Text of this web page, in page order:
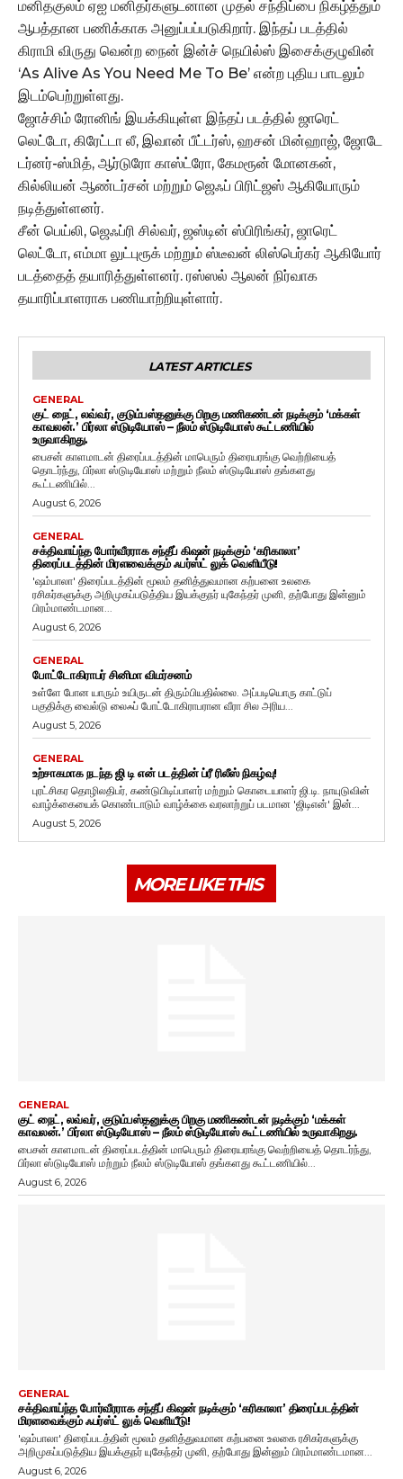
மனிதகுலம் ஏஐ மனிதர்களுடனான முதல் சந்திப்பை நிகழ்த்தும்
ஆபத்தான பணிக்காக அனுப்பப்படுகிறார். இந்தப் படத்தில்
கிராமி விருது வென்ற நைன் இன்ச் நெயில்ஸ் இசைக்குழுவின்
‘As Alive As You Need Me To Be’ என்ற புதிய பாடலும்
இடம்பெற்றுள்ளது.
ஜோச்சிம் ரோனிங் இயக்கியுள்ள இந்தப் படத்தில் ஜாரெட்
லெட்டோ, கிரேட்டா லீ, இவான் பீட்டர்ஸ், ஹசன் மின்ஹாஜ், ஜோடே
டர்னர்-ஸ்மித், ஆர்டுரோ காஸ்ட்ரோ, கேமரூன் மோனகன்,
கில்லியன் ஆண்டர்சன் மற்றும் ஜெஃப் பிரிட்ஜஸ் ஆகியோரும்
நடித்துள்ளனர்.
சீன் பெய்லி, ஜெஃப்ரி சில்வர், ஜஸ்டின் ஸ்பிரிங்கர், ஜாரெட்
லெட்டோ, எம்மா லுட்புரூக் மற்றும் ஸ்டீவன் லிஸ்பெர்கர் ஆகியோர்
படத்தைத் தயாரித்துள்ளனர். ரஸ்ஸல் ஆலன் நிர்வாக
தயாரிப்பாளராக பணியாற்றியுள்ளார்.
LATEST ARTICLES
GENERAL
குட் நைட், லவ்வர், குடும்பஸ்தனுக்கு பிறகு மணிகண்டன் நடிக்கும் ‘மக்கள்
காவலன்.’ பிர்லா ஸ்டுடியோஸ் – நீலம் ஸ்டுடியோஸ் கூட்டணியில்
உருவாகிறது.
பைசன் காளமாடன் திரைப்படத்தின் மாபெரும் திரையரங்கு வெற்றியைத்
தொடர்ந்து, பிர்லா ஸ்டுடியோஸ் மற்றும் நீலம் ஸ்டுடியோஸ் தங்களது
கூட்டணியில்...
August 6, 2026
GENERAL
சக்திவாய்ந்த போர்வீரராக சந்தீப் கிஷன் நடிக்கும் ‘கரிகாலா’
திரைப்படத்தின் மிரளவைக்கும் ஃபர்ஸ்ட் லுக் வெளியீடு!
'ஷம்பாலா' திரைப்படத்தின் மூலம் தனித்துவமான கற்பனை உலகை
ரசிகர்களுக்கு அறிமுகப்படுத்திய இயக்குநர் யுகேந்தர் முனி, தற்போது இன்னும்
பிரம்மாண்டமான...
August 6, 2026
GENERAL
போட்டோகிராபர் சினிமா விமர்சனம்
உள்ளே போன யாரும் உயிருடன் திரும்பியதில்லை. அப்படியொரு காட்டுப்
பகுதிக்கு வைல்டு லைஃப் போட்டோகிராபரான வீரா சில அரிய...
August 5, 2026
GENERAL
உற்சாகமாக நடந்த ஜி டி என் படத்தின் ப்ரீ ரிலீஸ் நிகழ்வு!
புரட்சிகர தொழிலதிபர், கண்டுபிடிப்பாளர் மற்றும் கொடையாளர் ஜி.டி. நாயுடுவின்
வாழ்க்கையைக் கொண்டாடும் வாழ்க்கை வரலாற்றுப் படமான 'ஜிடிஎன்' இன்...
August 5, 2026
MORE LIKE THIS
GENERAL
குட் நைட், லவ்வர், குடும்பஸ்தனுக்கு பிறகு மணிகண்டன் நடிக்கும் ‘மக்கள்
காவலன்.’ பிர்லா ஸ்டுடியோஸ் – நீலம் ஸ்டுடியோஸ் கூட்டணியில் உருவாகிறது.
பைசன் காளமாடன் திரைப்படத்தின் மாபெரும் திரையரங்கு வெற்றியைத் தொடர்ந்து,
பிர்லா ஸ்டுடியோஸ் மற்றும் நீலம் ஸ்டுடியோஸ் தங்களது கூட்டணியில்...
August 6, 2026
GENERAL
சக்திவாய்ந்த போர்வீரராக சந்தீப் கிஷன் நடிக்கும் ‘கரிகாலா’ திரைப்படத்தின்
மிரளவைக்கும் ஃபர்ஸ்ட் லுக் வெளியீடு!
'ஷம்பாலா' திரைப்படத்தின் மூலம் தனித்துவமான கற்பனை உலகை ரசிகர்களுக்கு
அறிமுகப்படுத்திய இயக்குநர் யுகேந்தர் முனி, தற்போது இன்னும் பிரம்மாண்டமான...
August 6, 2026